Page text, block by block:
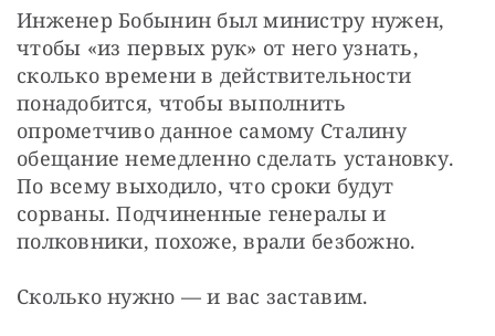
Инженер Бобынин был министру нужен,
чтобы «из первых рук» от него узнать,
сколько времени в действительности
понадобится, чтобы выполнить
опрометчиво данное самому Сталину
обещание немедленно сделать установку.
По всему выходило, что сроки будут
сорваны. Подчиненные генералы и
полковники, похоже, врали безбожно.
Сколько нужно — и вас заставим.